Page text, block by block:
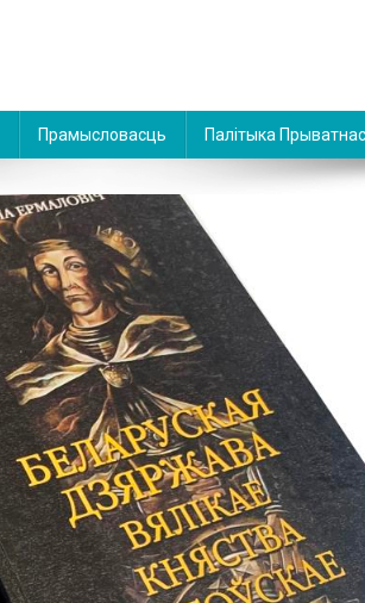
Прамысловасць Палітыка